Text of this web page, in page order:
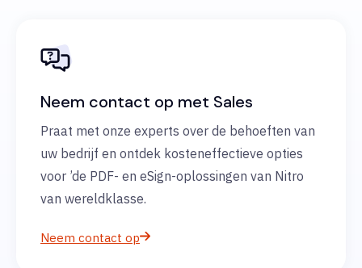
Neem contact op met Sales
Praat met onze experts over de behoeften van
uw bedrijf en ontdek kosteneffectieve opties
voor ’de PDF- en eSign-oplossingen van Nitro
van wereldklasse.
Neem contact op